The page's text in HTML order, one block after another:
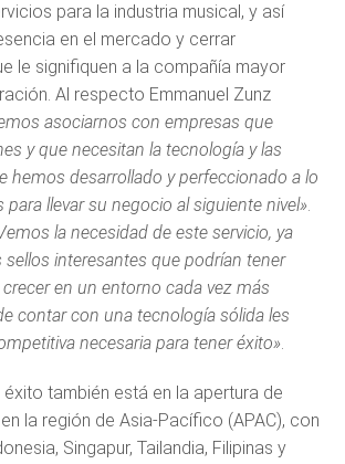
para la industria musical, y así
en el mercado y cerrar
le signifiquen a la compañía mayor
Al respecto Emmanuel Zunz
asociarnos con empresas que
y que necesitan la tecnología y las
hemos desarrollado y perfeccionado a lo
para llevar su negocio al siguiente nivel».
la necesidad de este servicio, ya
interesantes que podrían tener
en un entorno cada vez más
contar con una tecnología sólida les
necesaria para tener éxito».
también está en la apertura de
la región de Asia-Pacífico (APAC), con
Singapur, Tailandia, Filipinas y